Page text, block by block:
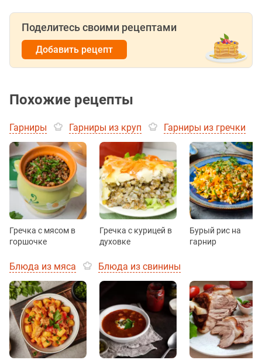
Поделитесь своими рецептами
Добавить рецепт
Похожие рецепты
Гарниры Гарниры из круп Гарниры из гречки
Гречка с мясом в
горшочке
Гречка с курицей в
духовке
Бурый рис на
гарнир
Блюда из мяса Блюда из свинины